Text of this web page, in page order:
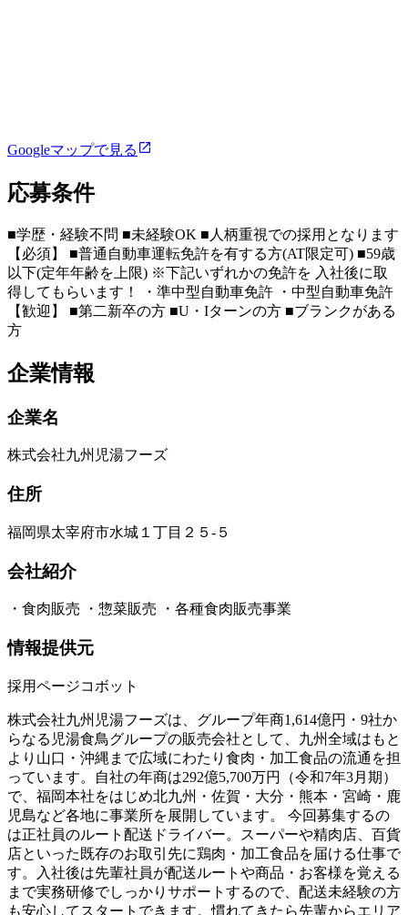
Googleマップで見る
応募条件
■学歴・経験不問 ■未経験OK ■人柄重視での採用となります
【必須】 ■普通自動車運転免許を有する方(AT限定可) ■59歳
以下(定年年齢を上限) ※下記いずれかの免許を 入社後に取
得してもらいます！ ・準中型自動車免許 ・中型自動車免許
【歓迎】 ■第二新卒の方 ■U・Iターンの方 ■ブランクがある
方
企業情報
企業名
株式会社九州児湯フーズ
住所
福岡県太宰府市水城１丁目２５‐５
会社紹介
・食肉販売 ・惣菜販売 ・各種食肉販売事業
情報提供元
採用ページコボット
株式会社九州児湯フーズは、グループ年商1,614億円・9社か
らなる児湯食鳥グループの販売会社として、九州全域はもと
より山口・沖縄まで広域にわたり食肉・加工食品の流通を担
っています。自社の年商は292億5,700万円（令和7年3月期）
で、福岡本社をはじめ北九州・佐賀・大分・熊本・宮崎・鹿
児島など各地に事業所を展開しています。 今回募集するの
は正社員のルート配送ドライバー。スーパーや精肉店、百貨
店といった既存のお取引先に鶏肉・加工食品を届ける仕事で
す。入社後は先輩社員が配送ルートや商品・お客様を覚える
まで実務研修でしっかりサポートするので、配送未経験の方
も安心してスタートできます。慣れてきたら先輩からエリア